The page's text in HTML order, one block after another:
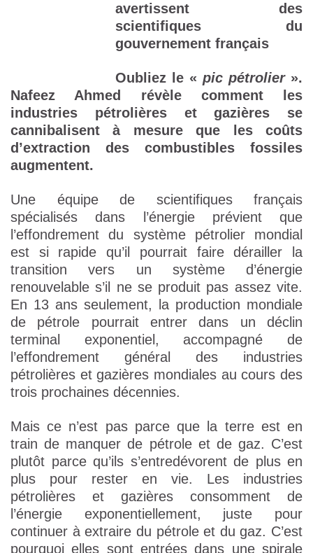
avertissent des
scientifiques du
gouvernement français
Oubliez le « pic pétrolier».
Nafeez Ahmed révèle comment les
industries pétrolières et gazières se
cannibalisent à mesure que les coûts
d’extraction des combustibles fossiles
augmentent.
Une équipe de scientifiques français
spécialisés dans l’énergie prévient que
l’effondrement du système pétrolier mondial
est si rapide qu’il pourrait faire dérailler la
transition vers un système d’énergie
renouvelable s’il ne se produit pas assez vite.
En 13 ans seulement, la production mondiale
de pétrole pourrait entrer dans un déclin
terminal exponentiel, accompagné de
l’effondrement général des industries
pétrolières et gazières mondiales au cours des
trois prochaines décennies.
Mais ce n’est pas parce que la terre est en
train de manquer de pétrole et de gaz. C’est
plutôt parce qu’ils s’entredévorent de plus en
plus pour rester en vie. Les industries
pétrolières et gazières consomment de
l’énergie exponentiellement, juste pour
continuer à extraire du pétrole et du gaz. C’est
pourquoi elles sont entrées dans une spirale